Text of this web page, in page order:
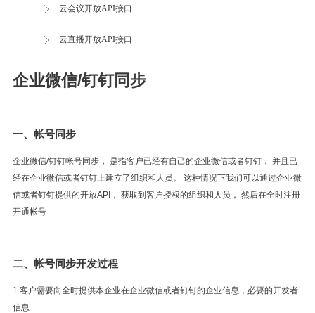
云会议开放API接口
云直播开放API接口
企业微信/钉钉同步
一、帐号同步
企业微信/钉钉帐号同步， 是指客户已经有自己的企业微信或者钉钉， 并且已
经在企业微信或者钉钉上建立了组织和人员。 这种情况下我们可以通过企业微
信或者钉钉提供的开放API， 获取到客户授权的组织和人员， 然后在全时注册
开通帐号
二、帐号同步开发过程
1.客户需要向全时提供本企业在企业微信或者钉钉的企业信息，必要的开发者
信息